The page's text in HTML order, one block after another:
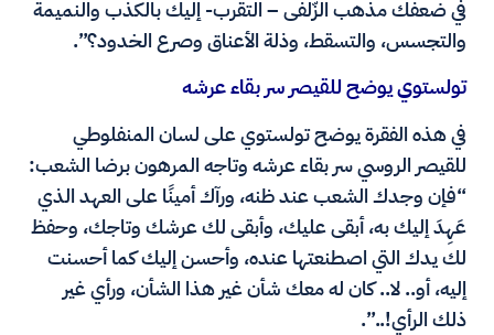
في ضعفك مذهب الزّلفى – التقرب- إليك بالكذب والنميمة
والتجسس، والتسقط، وذلة الأعناق وصرع الخدود؟”.
تولستوي يوضح للقيصر سر بقاء عرشه
في هذه الفقرة يوضح تولستوي على لسان المنفلوطي
للقيصر الروسي سر بقاء عرشه وتاجه المرهون برضا الشعب:
“فإن وجدك الشعب عند ظنه، ورآك أمينًا على العهد الذي
عَهِدَ إليك به، أبقى عليك، وأبقى لك عرشك وتاجك، وحفظ
لك يدك التي اصطنعتها عنده، وأحسن إليك كما أحسنت
إليه، أو.. لا.. كان له معك شأن غير هذا الشأن، ورأي غير
ذلك الرأي!..”.